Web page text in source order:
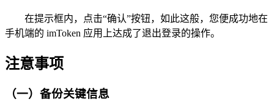
在提示框内，点击“确认”按钮，如此这般，您便成功地在
手机端的 imToken 应用上达成了退出登录的操作。
注意事项
（一）备份关键信息